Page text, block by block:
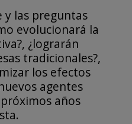
y las preguntas
evolucionará la
¿lograrán
tradicionales?,
los efectos
agentes
años